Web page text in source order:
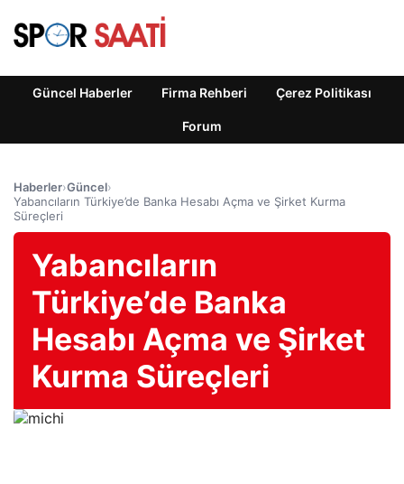
Güncel Haberler Firma Rehberi Çerez Politikası
Forum
Haberler›Güncel›
Yabancıların Türkiye’de Banka Hesabı Açma ve Şirket Kurma
Süreçleri
Yabancıların
Türkiye’de Banka
Hesabı Açma ve Şirket
Kurma Süreçleri